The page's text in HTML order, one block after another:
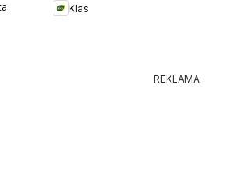
Klas
REKLAMA